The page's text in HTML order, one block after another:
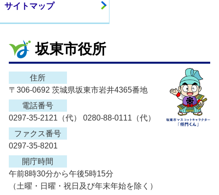
サイトマップ
坂東市役所
住所
〒306-0692 茨城県坂東市岩井4365番地
電話番号
0297-35-2121（代） 0280-88-0111（代）
ファクス番号
0297-35-8201
開庁時間
午前8時30分から午後5時15分
（土曜・日曜・祝日及び年末年始を除く）